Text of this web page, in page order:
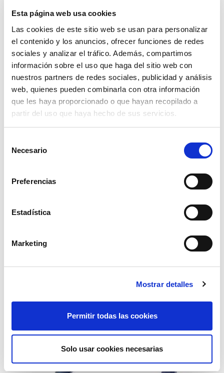
Esta página web usa cookies
Las cookies de este sitio web se usan para personalizar
el contenido y los anuncios, ofrecer funciones de redes
sociales y analizar el tráfico. Además, compartimos
información sobre el uso que haga del sitio web con
nuestros partners de redes sociales, publicidad y análisis
web, quienes pueden combinarla con otra información
que les haya proporcionado o que hayan recopilado a
partir del uso que haya hecho de sus servicios.
Necesario
Preferencias
Estadística
Marketing
Mostrar detalles
Permitir todas las cookies
Solo usar cookies necesarias
abrazadera super 64-67 w1
3,21€ comprar
comprar